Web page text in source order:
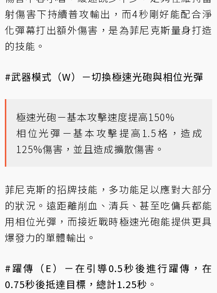
射傷害下持續普攻輸出，而4秒剛好能配合淨
化彈幕打出額外傷害，是為菲尼克斯量身打造
的技能。
#武器模式（W）－切換極速光砲與相位光彈
極速光砲－基本攻擊速度提高150%
相位光彈－基本攻擊提高1.5格，造成
125%傷害，並且造成擴散傷害。
菲尼克斯的招牌技能，多功能足以應對大部分
的狀況。遠距離削血、清兵、甚至吃傭兵都能
用相位光彈，而接近戰時極速光砲能提供更具
爆發力的單體輸出。
#躍傳（E）－在引導0.5秒後進行躍傳，在
0.75秒後抵達目標，總計1.25秒 。